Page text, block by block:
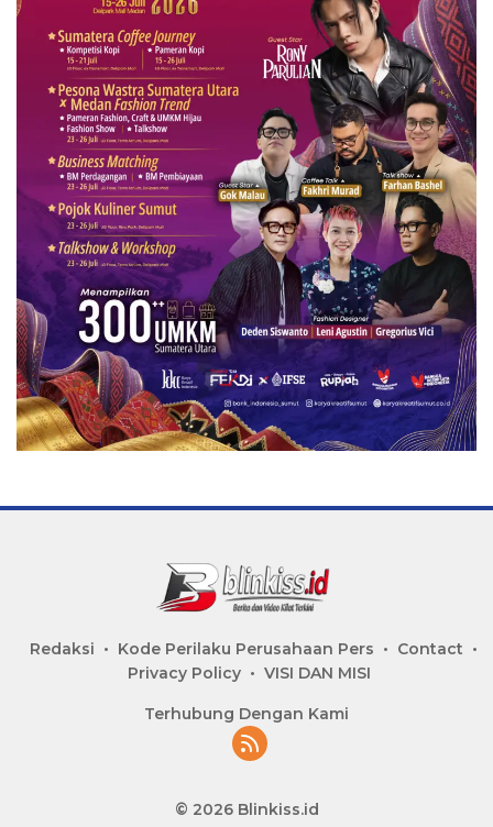
Redaksi Kode Perilaku Perusahaan Pers
Contact
Privacy Policy
VISI DAN MISI
Terhubung Dengan Kami
© 2026 Blinkiss.id